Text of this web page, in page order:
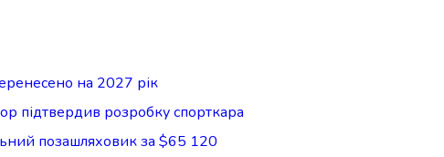
на 2027 рік
підтвердив розробку спорткара
позашляховик за $65 120